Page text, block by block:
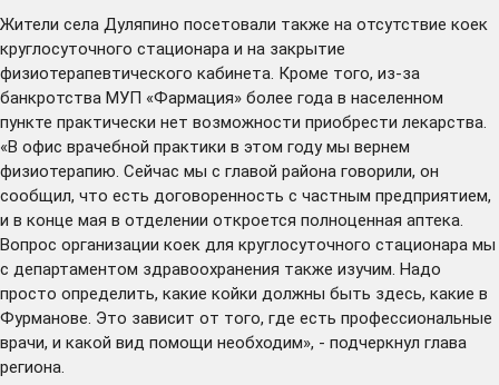
Жители села Дуляпино посетовали также на отсутствие коек
круглосуточного стационара и на закрытие
физиотерапевтического кабинета. Кроме того, из-за
банкротства МУП «Фармация» более года в населенном
пункте практически нет возможности приобрести лекарства.
«В офис врачебной практики в этом году мы вернем
физиотерапию. Сейчас мы с главой района говорили, он
сообщил, что есть договоренность с частным предприятием,
и в конце мая в отделении откроется полноценная аптека.
Вопрос организации коек для круглосуточного стационара мы
с департаментом здравоохранения также изучим. Надо
просто определить, какие койки должны быть здесь, какие в
Фурманове. Это зависит от того, где есть профессиональные
врачи, и какой вид помощи необходим», - подчеркнул глава
региона.